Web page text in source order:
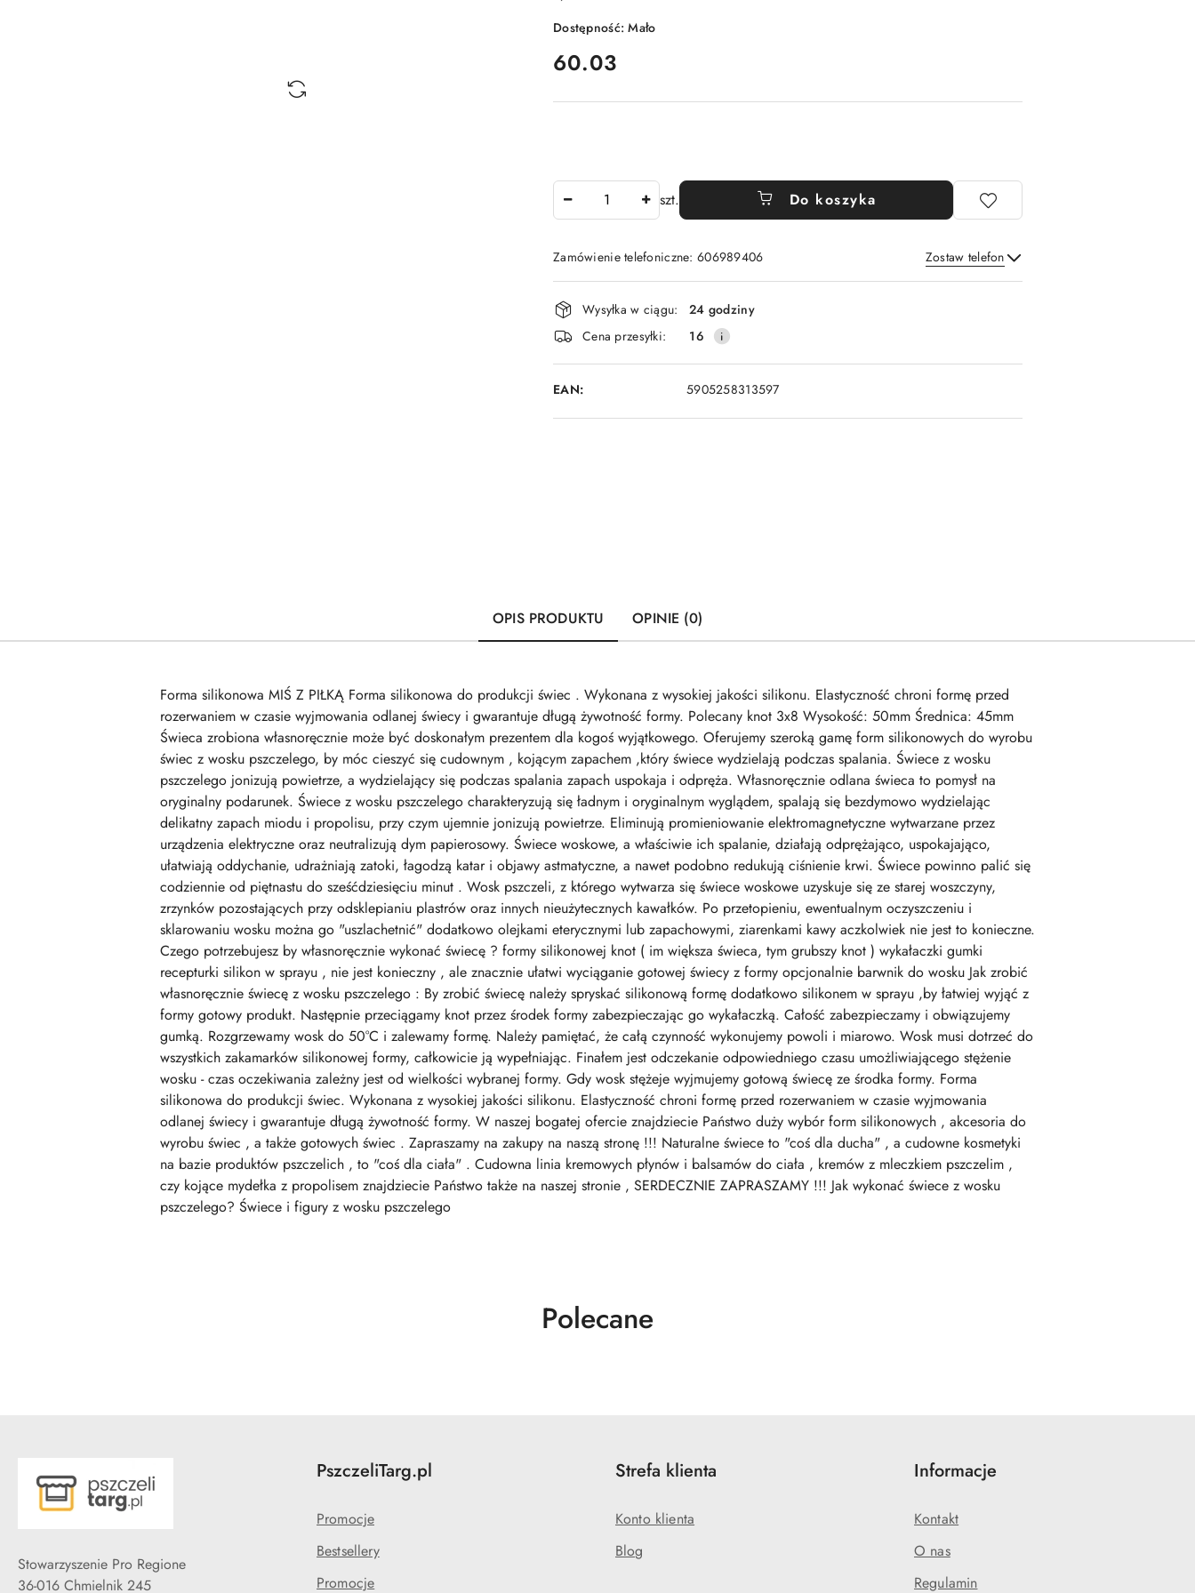
Dostępność:Mało
cena:
60.03
szt. Do koszyka
Zamówienie telefoniczne: 606989406 Zostaw telefon
Wyślij
Dostępność
i
dostawa
Wysyłka w ciągu:
24 godziny
Cena przesyłki:
16
EAN: 5905258313597
OPIS PRODUKTU OPINIE (0)
Forma silikonowa MIŚ Z PIŁKĄ Forma silikonowa do produkcji świec . Wykonana z wysokiej jakości silikonu. Elastyczność chroni formę przed
rozerwaniem w czasie wyjmowania odlanej świecy i gwarantuje długą żywotność formy. Polecany knot 3x8 Wysokość: 50mm Średnica: 45mm
Świeca zrobiona własnoręcznie może być doskonałym prezentem dla kogoś wyjątkowego. Oferujemy szeroką gamę form silikonowych do wyrobu
świec z wosku pszczelego, by móc cieszyć się cudownym , kojącym zapachem ,który świece wydzielają podczas spalania. Świece z wosku
pszczelego jonizują powietrze, a wydzielający się podczas spalania zapach uspokaja i odpręża. Własnoręcznie odlana świeca to pomysł na
oryginalny podarunek. Świece z wosku pszczelego charakteryzują się ładnym i oryginalnym wyglądem, spalają się bezdymowo wydzielając
delikatny zapach miodu i propolisu, przy czym ujemnie jonizują powietrze. Eliminują promieniowanie elektromagnetyczne wytwarzane przez
urządzenia elektryczne oraz neutralizują dym papierosowy. Świece woskowe, a właściwie ich spalanie, działają odprężająco, uspokajająco,
ułatwiają oddychanie, udrażniają zatoki, łagodzą katar i objawy astmatyczne, a nawet podobno redukują ciśnienie krwi. Świece powinno palić się
codziennie od piętnastu do sześćdziesięciu minut . Wosk pszczeli, z którego wytwarza się świece woskowe uzyskuje się ze starej woszczyny,
zrzynków pozostających przy odsklepianiu plastrów oraz innych nieużytecznych kawałków. Po przetopieniu, ewentualnym oczyszczeniu i
sklarowaniu wosku można go "uszlachetnić" dodatkowo olejkami eterycznymi lub zapachowymi, ziarenkami kawy aczkolwiek nie jest to konieczne.
Czego potrzebujesz by własnoręcznie wykonać świecę ? formy silikonowej knot ( im większa świeca, tym grubszy knot ) wykałaczki gumki
recepturki silikon w sprayu , nie jest konieczny , ale znacznie ułatwi wyciąganie gotowej świecy z formy opcjonalnie barwnik do wosku Jak zrobić
własnoręcznie świecę z wosku pszczelego : By zrobić świecę należy spryskać silikonową formę dodatkowo silikonem w sprayu ,by łatwiej wyjąć z
formy gotowy produkt. Następnie przeciągamy knot przez środek formy zabezpieczając go wykałaczką. Całość zabezpieczamy i obwiązujemy
gumką. Rozgrzewamy wosk do 50°C i zalewamy formę. Należy pamiętać, że całą czynność wykonujemy powoli i miarowo. Wosk musi dotrzeć do
wszystkich zakamarków silikonowej formy, całkowicie ją wypełniając. Finałem jest odczekanie odpowiedniego czasu umożliwiającego stężenie
wosku - czas oczekiwania zależny jest od wielkości wybranej formy. Gdy wosk stężeje wyjmujemy gotową świecę ze środka formy. Forma
silikonowa do produkcji świec. Wykonana z wysokiej jakości silikonu. Elastyczność chroni formę przed rozerwaniem w czasie wyjmowania
odlanej świecy i gwarantuje długą żywotność formy. W naszej bogatej ofercie znajdziecie Państwo duży wybór form silikonowych , akcesoria do
wyrobu świec , a także gotowych świec . Zapraszamy na zakupy na naszą stronę !!! Naturalne świece to "coś dla ducha" , a cudowne kosmetyki
na bazie produktów pszczelich , to "coś dla ciała" . Cudowna linia kremowych płynów i balsamów do ciała , kremów z mleczkiem pszczelim ,
czy kojące mydełka z propolisem znajdziecie Państwo także na naszej stronie , SERDECZNIE ZAPRASZAMY !!! Jak wykonać świece z wosku
pszczelego? Świece i figury z wosku pszczelego
Produkty
Polecane
Stowarzyszenie Pro Regione
36-016 Chmielnik 245
PszczeliTarg.pl
Promocje
Bestsellery
Promocje
Strefa klienta
Konto klienta
Blog
Informacje
Kontakt
O nas
Regulamin